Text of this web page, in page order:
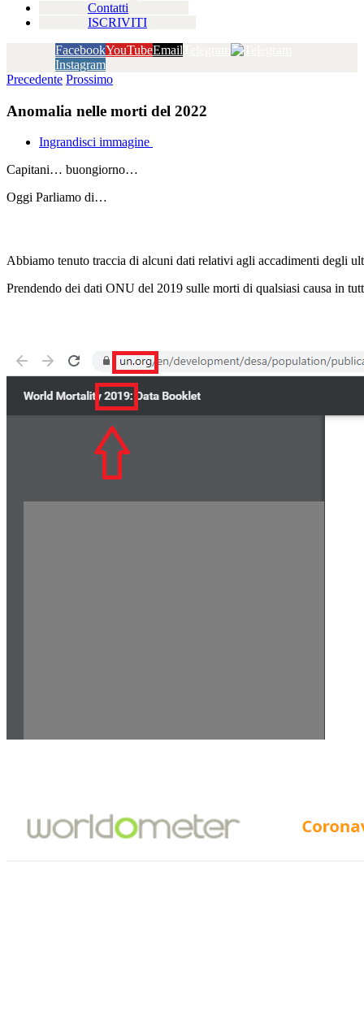
Contatti
ISCRIVITI
FacebookYouTubeEmail
Instagram
Precedente Prossimo
Anomalia nelle morti del 2022
Ingrandisci immagine
Capitani… buongiorno…
Oggi Parliamo di…
Abbiamo tenuto traccia di alcuni dati relativi agli accadimenti degli
Prendendo dei dati ONU del 2019 sulle morti di qualsiasi causa in